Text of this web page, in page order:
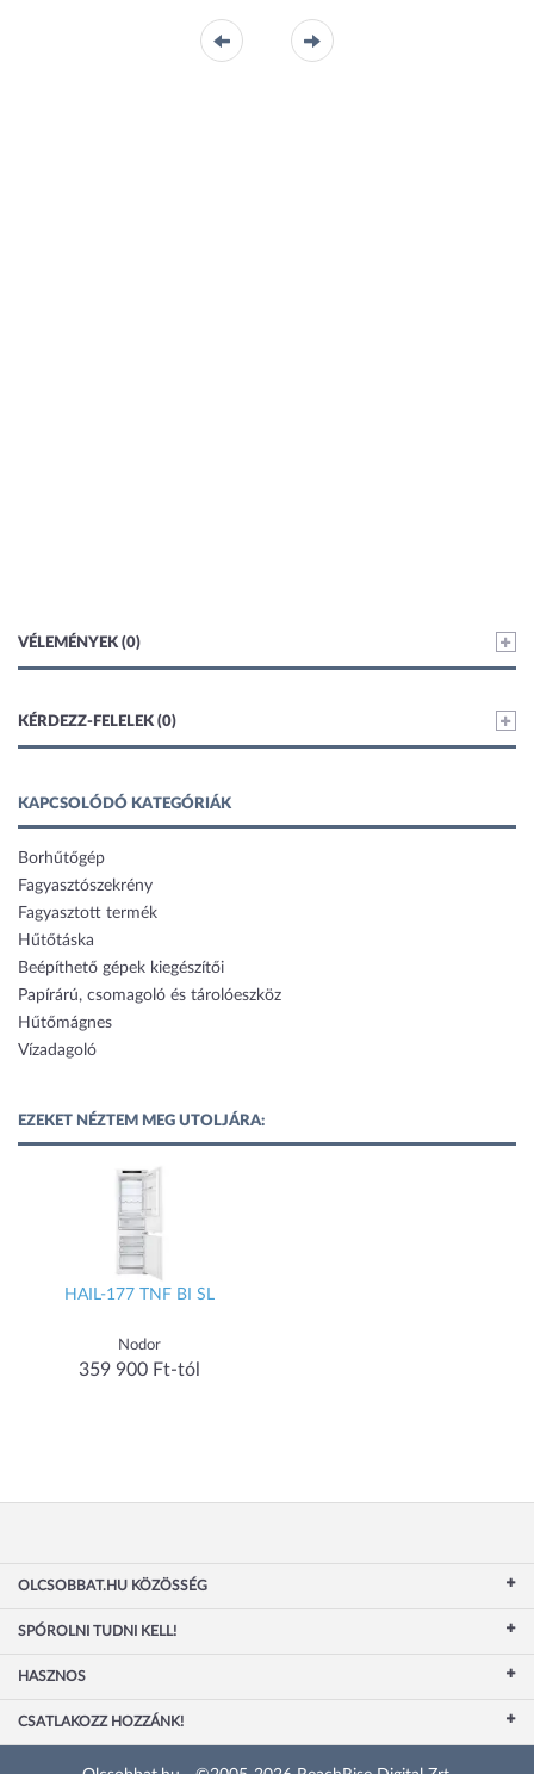
VÉLEMÉNYEK (0)
KÉRDEZZ-FELELEK (0)
KAPCSOLÓDÓ KATEGÓRIÁK
Borhűtőgép
Fagyasztószekrény
Fagyasztott termék
Hűtőtáska
Beépíthető gépek kiegészítői
Papírárú, csomagoló és tárolóeszköz
Hűtőmágnes
Vízadagoló
EZEKET NÉZTEM MEG UTOLJÁRA:
HAIL-177 TNF BI SL
Nodor
359 900 Ft-tól
OLCSOBBAT.HU KÖZÖSSÉG
SPÓROLNI TUDNI KELL!
HASZNOS
CSATLAKOZZ HOZZÁNK!